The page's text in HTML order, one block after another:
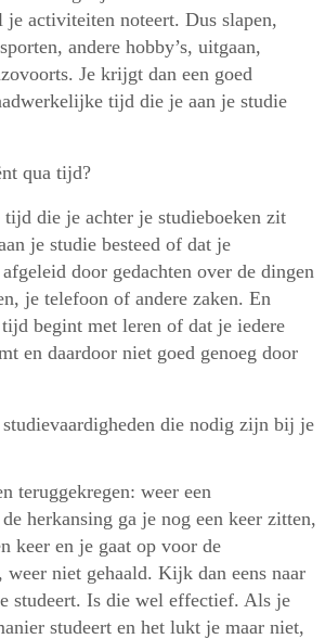
je activiteiten noteert. Dus slapen,
andere hobby’s, uitgaan,
Je krijgt dan een goed
tijd die je aan je studie
qua tijd?
tijd die je achter je studieboeken zit
je studie besteed of dat je
door gedachten over de dingen
je telefoon of andere zaken. En
begint met leren of dat je iedere
en daardoor niet goed genoeg door
studievaardigheden die nodig zijn bij je
teruggekregen: weer een
herkansing ga je nog een keer zitten,
keer en je gaat op voor de
weer niet gehaald. Kijk dan eens naar
studeert. Is die wel effectief. Als je
studeert en het lukt je maar niet,